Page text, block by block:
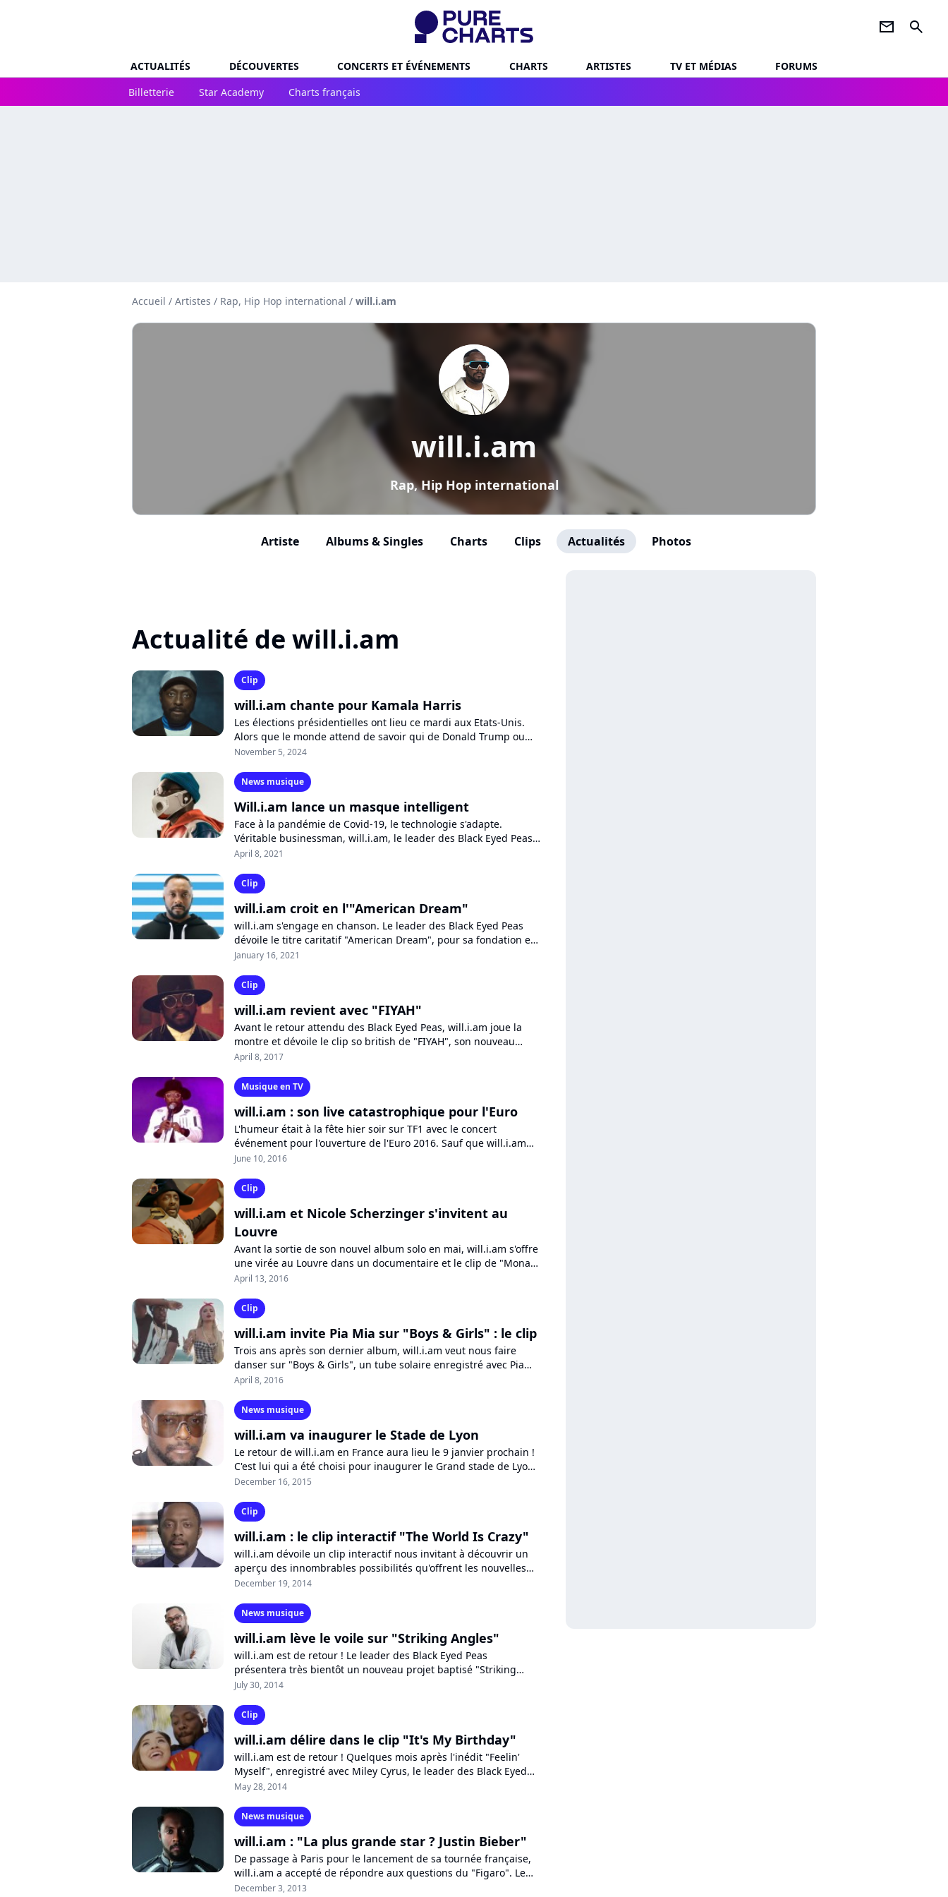
newsletter search
ACTUALITÉS DÉCOUVERTES CONCERTS ET ÉVÉNEMENTS CHARTS ARTISTES TV ET MÉDIAS
FORUMS
Billetterie
Star Academy Charts français
Accueil / Artistes / Rap, Hip Hop international / will.i.am
will.i.am
Rap, Hip Hop international
Artiste Albums & Singles Charts Clips Actualités Photos
Actualité de will.i.am
Clip
will.i.am chante pour Kamala Harris
Les élections présidentielles ont lieu ce mardi aux Etats-Unis.
Alors que le monde attend de savoir qui de Donald Trump ou
Kamala Harris sera le nouveau...
November 5, 2024
News musique
Will.i.am lance un masque intelligent
Face à la pandémie de Covid-19, le technologie s'adapte.
Véritable businessman, will.i.am, le leader des Black Eyed Peas,
vient de créer Xupermask, un...
April 8, 2021
Clip
will.i.am croit en l'"American Dream"
will.i.am s'engage en chanson. Le leader des Black Eyed Peas
dévoile le titre caritatif "American Dream", pour sa fondation en
faveur des étudiants américains...
January 16, 2021
Clip
will.i.am revient avec "FIYAH"
Avant le retour attendu des Black Eyed Peas, will.i.am joue la
montre et dévoile le clip so british de "FIYAH", son nouveau
single. A découvrir sur Pure...
April 8, 2017
Musique en TV
will.i.am : son live catastrophique pour l'Euro
L'humeur était à la fête hier soir sur TF1 avec le concert
événement pour l'ouverture de l'Euro 2016. Sauf que will.i.am
s'est attiré les foudres des...
June 10, 2016
Clip
will.i.am et Nicole Scherzinger s'invitent au
Louvre
Avant la sortie de son nouvel album solo en mai, will.i.am s'offre
une virée au Louvre dans un documentaire et le clip de "Mona
Lisa Smile". Pour l'occasion,...
April 13, 2016
Clip
will.i.am invite Pia Mia sur "Boys & Girls" : le clip
Trois ans après son dernier album, will.i.am veut nous faire
danser sur "Boys & Girls", un tube solaire enregistré avec Pia
Mia. Regardez le clip !
April 8, 2016
News musique
will.i.am va inaugurer le Stade de Lyon
Le retour de will.i.am en France aura lieu le 9 janvier prochain !
C'est lui qui a été choisi pour inaugurer le Grand stade de Lyon,
lors d'un DJ set...
December 16, 2015
Clip
will.i.am : le clip interactif "The World Is Crazy"
will.i.am dévoile un clip interactif nous invitant à découvrir un
aperçu des innombrables possibilités qu'offrent les nouvelles
technologies. Découvrez...
December 19, 2014
News musique
will.i.am lève le voile sur "Striking Angles"
will.i.am est de retour ! Le leader des Black Eyed Peas
présentera très bientôt un nouveau projet baptisé "Striking
Angles", enveloppé de mystère. Un...
July 30, 2014
Clip
will.i.am délire dans le clip "It's My Birthday"
will.i.am est de retour ! Quelques mois après l'inédit "Feelin'
Myself", enregistré avec Miley Cyrus, le leader des Black Eyed
Peas vient de dévoiler...
May 28, 2014
News musique
will.i.am : "La plus grande star ? Justin Bieber"
De passage à Paris pour le lancement de sa tournée française,
will.i.am a accepté de répondre aux questions du "Figaro". Le
leader des Black Eyed Peas...
December 3, 2013